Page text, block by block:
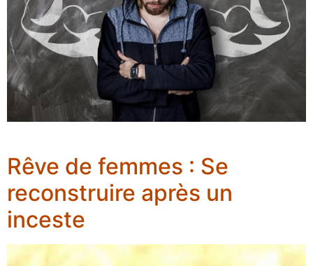
Rêve de femmes : Se
reconstruire après un
inceste